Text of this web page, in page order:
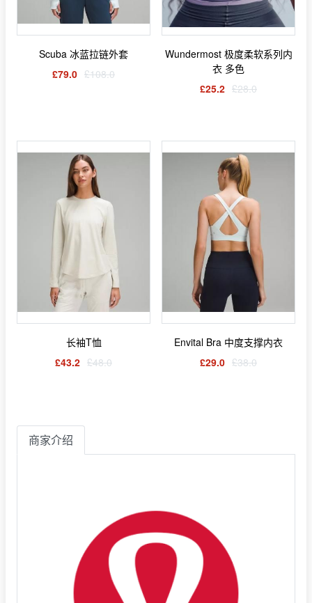
Scuba 冰蓝拉链外套
£79.0 £108.0
Wundermost 极度柔软系列内
衣 多色
£25.2 £28.0
长袖T恤
£43.2 £48.0
Envital Bra 中度支撑内衣
£29.0 £38.0
商家介绍